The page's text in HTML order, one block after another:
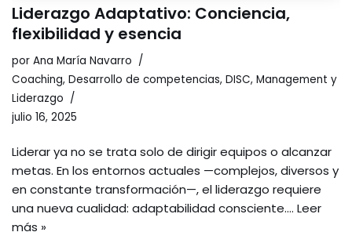
Liderazgo Adaptativo: Conciencia,
flexibilidad y esencia
por Ana María Navarro
Coaching, Desarrollo de competencias, DISC, Management y
Liderazgo
julio 16, 2025
Liderar ya no se trata solo de dirigir equipos o alcanzar
metas. En los entornos actuales —complejos, diversos y
en constante transformación—, el liderazgo requiere
una nueva cualidad: adaptabilidad consciente.… Leer
más »